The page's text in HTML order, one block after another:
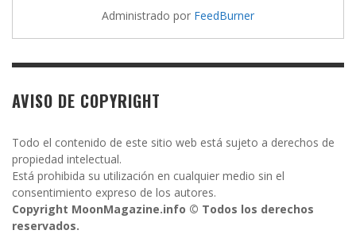
Administrado por FeedBurner
AVISO DE COPYRIGHT
Todo el contenido de este sitio web está sujeto a derechos de
propiedad intelectual.
Está prohibida su utilización en cualquier medio sin el
consentimiento expreso de los autores.
Copyright MoonMagazine.info © Todos los derechos
reservados.